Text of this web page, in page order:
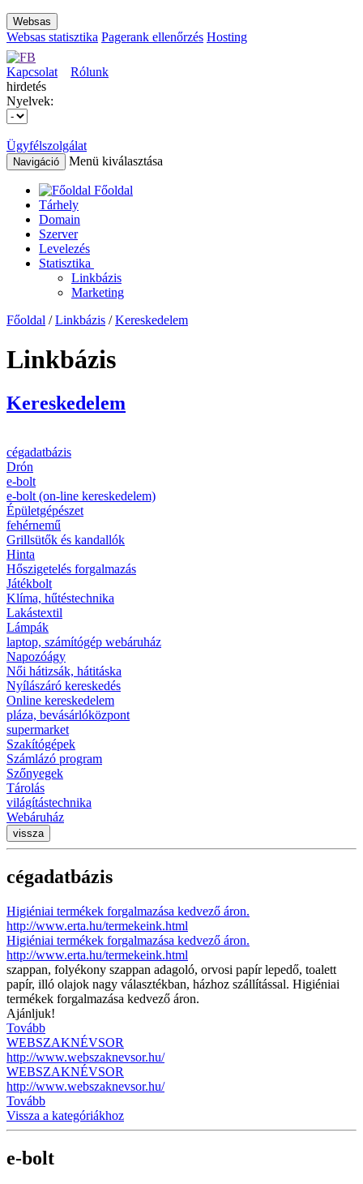
Websas
Websas statisztika Pagerank ellenőrzés Hosting
Kapcsolat
Rólunk
hirdetés
Nyelvek:
Ügyfélszolgálat
Navigáció Menü kiválasztása
Főoldal
Tárhely
Domain
Szerver
Levelezés
Statisztika
Linkbázis
Marketing
Főoldal /Linkbázis /Kereskedelem
Linkbázis
Kereskedelem
cégadatbázis
Drón
e-bolt
e-bolt (on-line kereskedelem)
Épületgépészet
fehérnemű
Grillsütők és kandallók
Hinta
Hőszigetelés forgalmazás
Játékbolt
Klíma, hűtéstechnika
Lakástextil
Lámpák
laptop, számítógép webáruház
Napozóágy
Női hátizsák, hátitáska
Nyílászáró kereskedés
Online kereskedelem
pláza, bevásárlóközpont
supermarket
Szakítógépek
Számlázó program
Szőnyegek
Tárolás
világítástechnika
Webáruház
vissza
cégadatbázis
Higiéniai termékek forgalmazása kedvező áron.
http://www.erta.hu/termekeink.html
Higiéniai termékek forgalmazása kedvező áron.
http://www.erta.hu/termekeink.html
szappan, folyékony szappan adagoló, orvosi papír lepedő, toalett
papír, illó olajok nagy választékban, házhoz szállítással. Higiéniai
termékek forgalmazása kedvező áron.
Ajánljuk!
Tovább
WEBSZAKNÉVSOR
http://www.webszaknevsor.hu/
WEBSZAKNÉVSOR
http://www.webszaknevsor.hu/
Tovább
Vissza a kategóriákhoz
e-bolt